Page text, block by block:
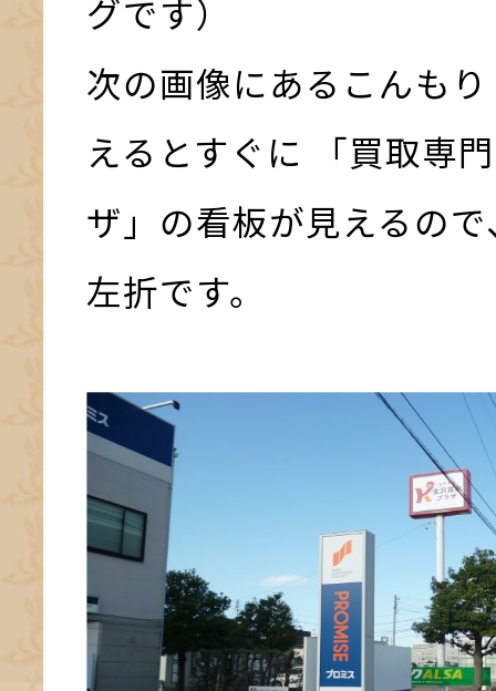
グです）
次の画像にあるこんも
えるとすぐに 「買取専
ザ」の看板が見えるの
左折です。